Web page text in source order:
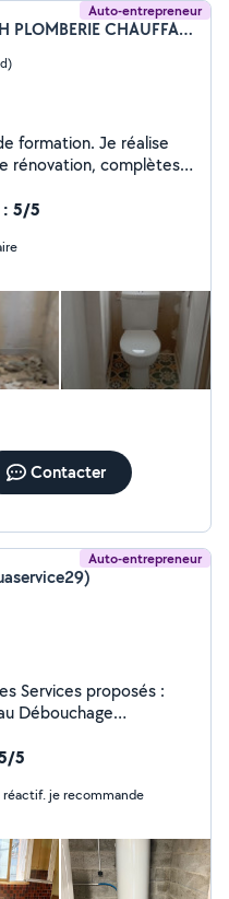
Auto-entrepreneur
Hamane Diakite (DH PLOMBERIE CHAUFFAGISTE)
formation. Je réalise
complètes
pose également de
que les installations
différents
: 5/5
Contacter
Auto-entrepreneur
Services proposés :
/
5
je recommande